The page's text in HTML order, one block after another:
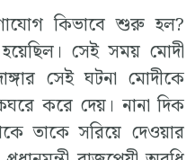
কিভাবে শুরু হল?
সেই সময় মোদী
সেই ঘটনা মোদীকে
করে দেয়। নানা দিক
তাকে সরিয়ে দেওয়ার